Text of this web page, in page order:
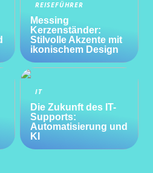
REISEFÜHRER
Messing
Kerzenständer:
Stilvolle Akzente mit
ikonischem Design
IT
Die Zukunft des IT-
Supports:
Automatisierung und
KI